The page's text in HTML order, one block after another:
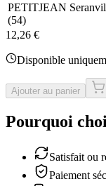
PETITJEAN
(54)
12,26 €
Disponible
Ajouter au panier
Pourquoi
Satisfait ou
Paiement